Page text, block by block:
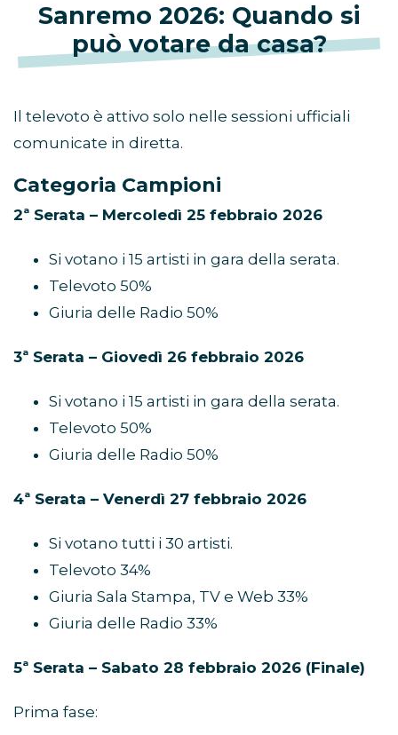
Sanremo 2026: Quando si
può votare da casa?
Il televoto è attivo solo nelle sessioni ufficiali
comunicate in diretta.
Categoria Campioni
2ª Serata – Mercoledì 25 febbraio 2026
Si votano i 15 artisti in gara della serata.
Televoto 50%
Giuria delle Radio 50%
3ª Serata – Giovedì 26 febbraio 2026
Si votano i 15 artisti in gara della serata.
Televoto 50%
Giuria delle Radio 50%
4ª Serata – Venerdì 27 febbraio 2026
Si votano tutti i 30 artisti.
Televoto 34%
Giuria Sala Stampa, TV e Web 33%
Giuria delle Radio 33%
5ª Serata – Sabato 28 febbraio 2026 (Finale)
Prima fase: